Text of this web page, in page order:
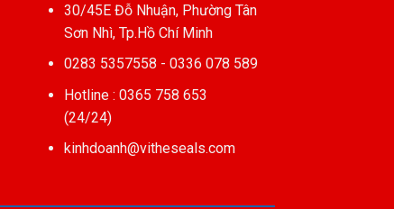
30/45E Đỗ Nhuận, Phường Tân
Sơn Nhì, Tp.Hồ Chí Minh
0283 5357558 - 0336 078 589
Hotline : 0365 758 653
(24/24)
kinhdoanh@vitheseals.com